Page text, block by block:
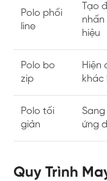
Polo phối
line
Tạo
hiệu
Polo bo
zip
Hiện
khác
Polo tối
giản
ứng
Quy Trình